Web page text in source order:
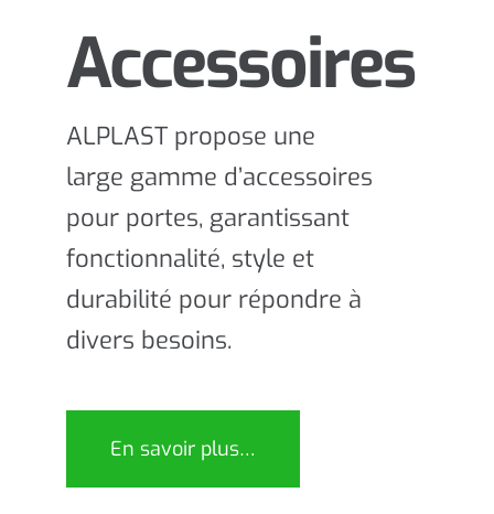
Accessoires
ALPLAST propose une
large gamme d’accessoires
pour portes, garantissant
fonctionnalité, style et
durabilité pour répondre à
divers besoins.
En savoir plus…